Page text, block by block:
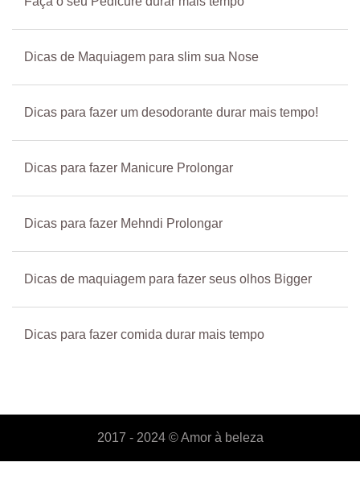
Dicas de Maquiagem para slim sua Nose
Dicas para fazer um desodorante durar mais tempo!
Dicas para fazer Manicure Prolongar
Dicas para fazer Mehndi Prolongar
Dicas de maquiagem para fazer seus olhos Bigger
Dicas para fazer comida durar mais tempo
2017 - 2024 ©Amor à beleza